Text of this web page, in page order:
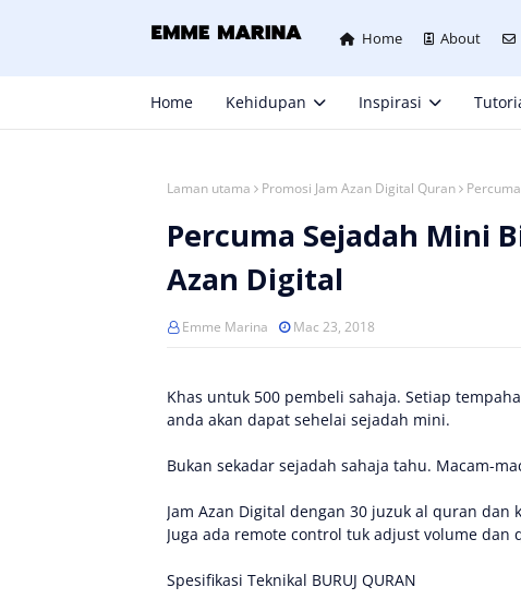
Home About
Home Kehidupan Inspirasi
Laman utama Promosi Jam Azan Digital Quran
Percuma Sejadah Mini
Azan Digital
Emme Marina Mac 23, 2018
Khas untuk 500 pembeli sahaja. Setiap
anda akan dapat sehelai sejadah mini.
Bukan sekadar sejadah sahaja tahu. Macam-
Jam Azan Digital dengan 30 juzuk al quran
Juga ada remote control tuk adjust volume dan
Spesifikasi Teknikal BURUJ QURAN